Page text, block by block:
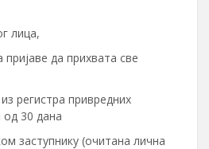
лица,
пријаве да прихвата све
регистра привредних
од 30 дана
заступнику (очитана лична